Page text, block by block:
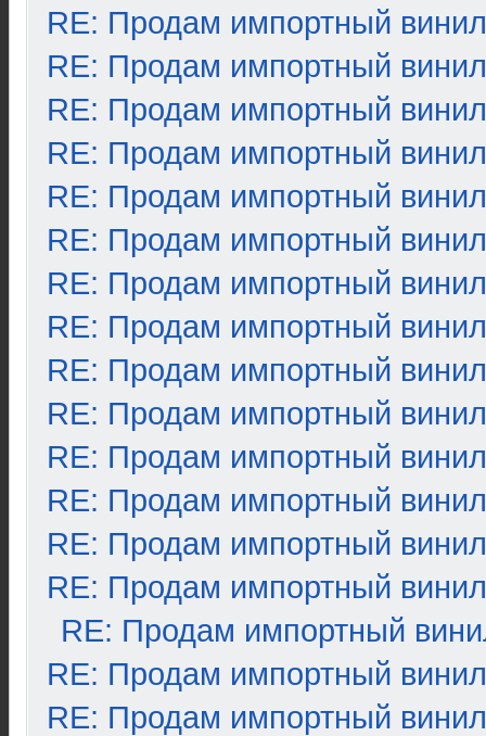
RE: Продам импортный винил
RE: Продам импортный винил
RE: Продам импортный винил
RE: Продам импортный винил
RE: Продам импортный винил
RE: Продам импортный винил
RE: Продам импортный винил
RE: Продам импортный винил
RE: Продам импортный винил
RE: Продам импортный винил
RE: Продам импортный винил
RE: Продам импортный винил
RE: Продам импортный винил
RE: Продам импортный винил
RE: Продам импортный
RE: Продам импортный винил
RE: Продам импортный винил